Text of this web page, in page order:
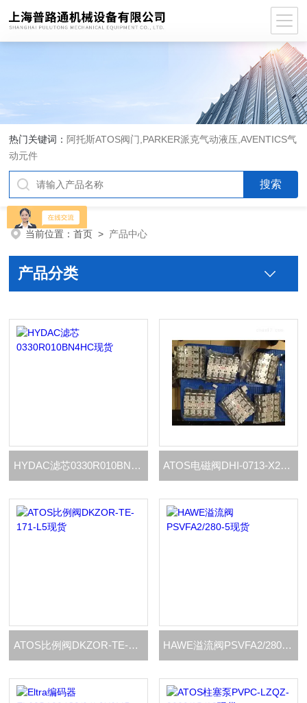
热门关键词： 阿托斯ATOS阀门,PARKER派克气动液压,AVENTICS气
动元件
当前位置：首页 > 产品中心
产品分类
HYDAC滤芯0330R010BN4HC现货 ATOS电磁阀DHI-0713-X24DC23/PE现货
ATOS比例阀DKZOR-TE-171-L5现货 HAWE溢流阀PSVFA2/280-5现货